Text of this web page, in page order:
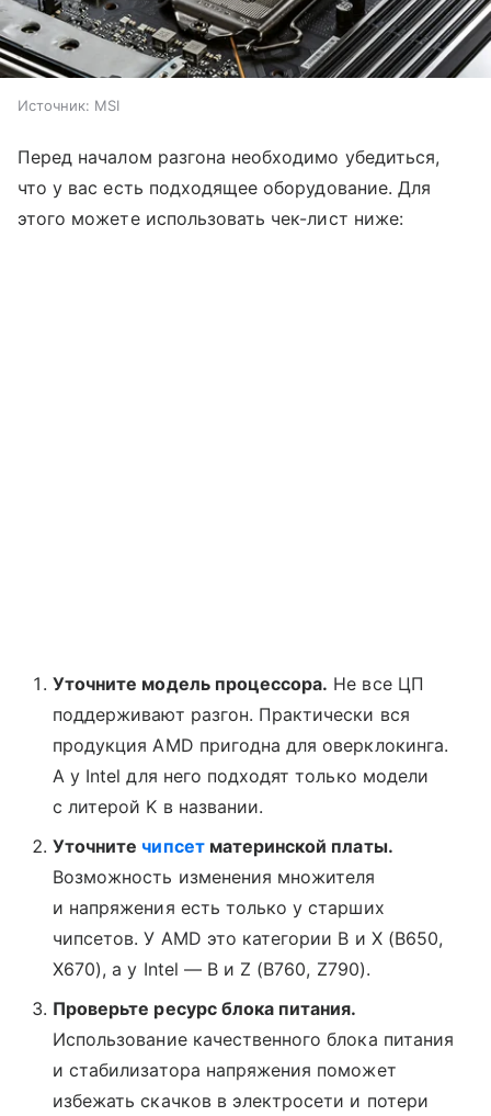
Источник: MSI
Перед началом разгона необходимо убедиться,
что у вас есть подходящее оборудование. Для
этого можете использовать чек-лист ниже:
Уточните модель процессора. Не все ЦП
поддерживают разгон. Практически вся
продукция AMD пригодна для оверклокинга.
А у Intel для него подходят только модели
с литерой K в названии.
Уточните чипсетматеринской платы.
Возможность изменения множителя
и напряжения есть только у старших
чипсетов. У AMD это категории B и X (B650,
X670), а у Intel — B и Z (B760, Z790).
Проверьте ресурс блока питания.
Использование качественного блока питания
и стабилизатора напряжения поможет
избежать скачков в электросети и потери